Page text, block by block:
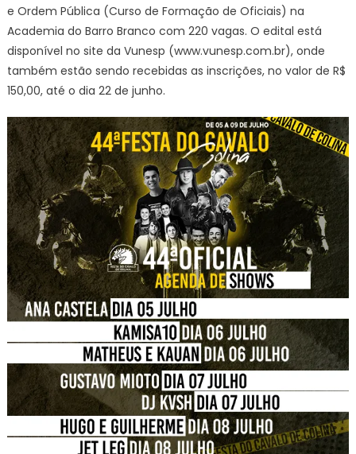
e Ordem Pública (Curso de Formação de Oficiais) na
Academia do Barro Branco com 220 vagas. O edital está
disponível no site da Vunesp (www.vunesp.com.br), onde
também estão sendo recebidas as inscrições, no valor de R$
150,00, até o dia 22 de junho.